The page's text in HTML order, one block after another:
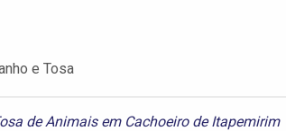
e Tosa
de Animais em Cachoeiro de Itapemirim